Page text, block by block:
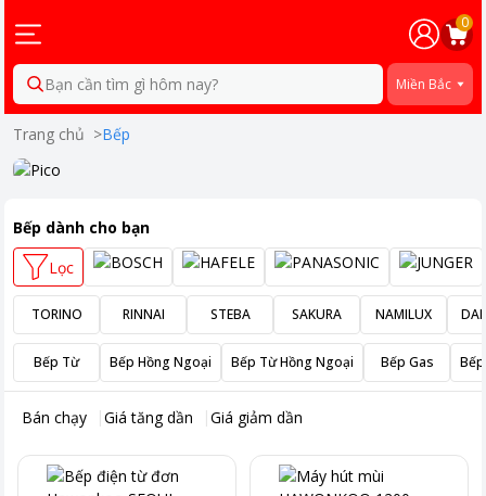
0
Bạn cần tìm gì hôm nay? Miền Bắc
Trang chủ >Bếp
Bếp dành cho bạn
Lọc
TORINO RINNAI STEBA SAKURA NAMILUX
Bếp Từ Bếp Hồng Ngoại Bếp Từ Hồng Ngoại Bếp Gas
Bán chạy Giá tăng dần Giá giảm dần